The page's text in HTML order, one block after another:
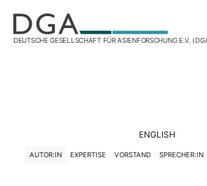
DEUTSCHE GESELLSCHAFT FÜR ASIENFORSCHUNG E.V.
ENGLISH
AUTOR:IN EXPERTISE VORSTAND SPRECHER:IN